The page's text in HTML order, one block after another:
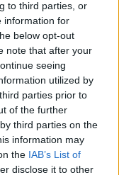
to third parties, or
information for
below opt-out
note that after your
seeing
utilized by
parties prior to
of the further
third parties on the
information may
the IAB’s List of
disclose it to other